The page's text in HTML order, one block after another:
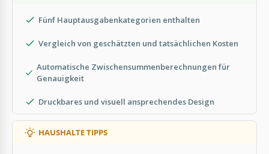
Fünf Hauptausgabenkategorien enthalten
Vergleich von geschätzten und tatsächlichen Kosten
Automatische Zwischensummenberechnungen für
Genauigkeit
Druckbares und visuell ansprechendes Design
HAUSHALTE TIPPS